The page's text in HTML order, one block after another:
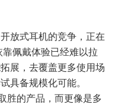
放式耳机的竞争，正在
靠佩戴体验已经难以拉
展，去覆盖更多使用场
具备规模化可能。
胜的产品，而更像是多